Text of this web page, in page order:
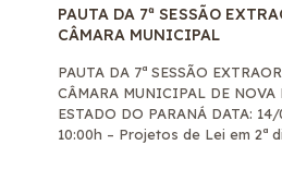
PAUTA DA 7ª SESSÃO
CÂMARA MUNICIPAL
PAUTA DA 7ª SESSÃO
CÂMARA MUNICIPAL DE NOVA
ESTADO DO PARANÁ DATA:
10:00h – Projetos de Lei em 2ª